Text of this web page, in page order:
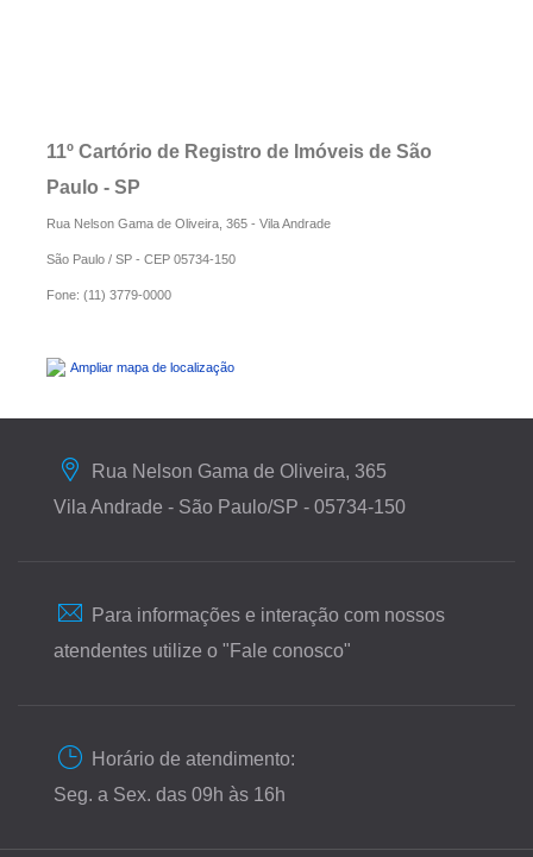
11º Cartório de Registro de Imóveis de São
Paulo - SP
Rua Nelson Gama de Oliveira, 365 - Vila Andrade
São Paulo / SP - CEP 05734-150
Fone: (11) 3779-0000
Ampliar mapa de localização
Rua Nelson Gama de Oliveira, 365
Vila Andrade - São Paulo/SP - 05734-150
Para informações e interação com nossos
atendentes utilize o "Fale conosco"
Horário de atendimento:
Seg. a Sex. das 09h às 16h